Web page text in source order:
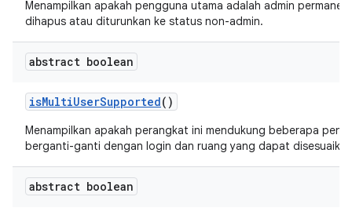
Menampilkan apakah pengguna utama adalah admin
dihapus atau diturunkan ke status non-admin.
abstract boolean
isMultiUserSupported()
Menampilkan apakah perangkat ini mendukung beberapa
berganti-ganti dengan login dan ruang yang dapat
abstract boolean